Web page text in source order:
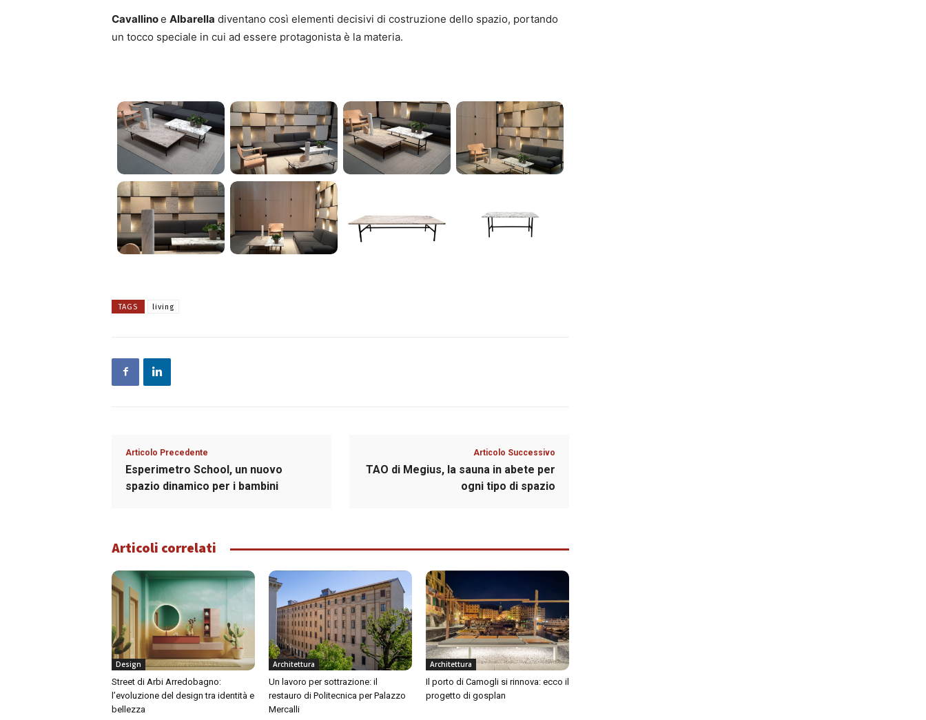
Cavallinoe Albarella diventano così elementi decisivi di costruzione dello spazio, portando
un tocco speciale in cui ad essere protagonista è la materia.
TAGS living
Articolo Precedente
Esperimetro School, un nuovo
spazio dinamico per i bambini
Articolo Successivo
TAO di Megius, la sauna in abete per
ogni tipo di spazio
Articoli correlati
Design
Street di Arbi Arredobagno:
l’evoluzione del design tra identità e
bellezza
Architettura
Un lavoro per sottrazione: il
restauro di Politecnica per Palazzo
Mercalli
Architettura
Il porto di Camogli si rinnova: ecco il
progetto di gosplan